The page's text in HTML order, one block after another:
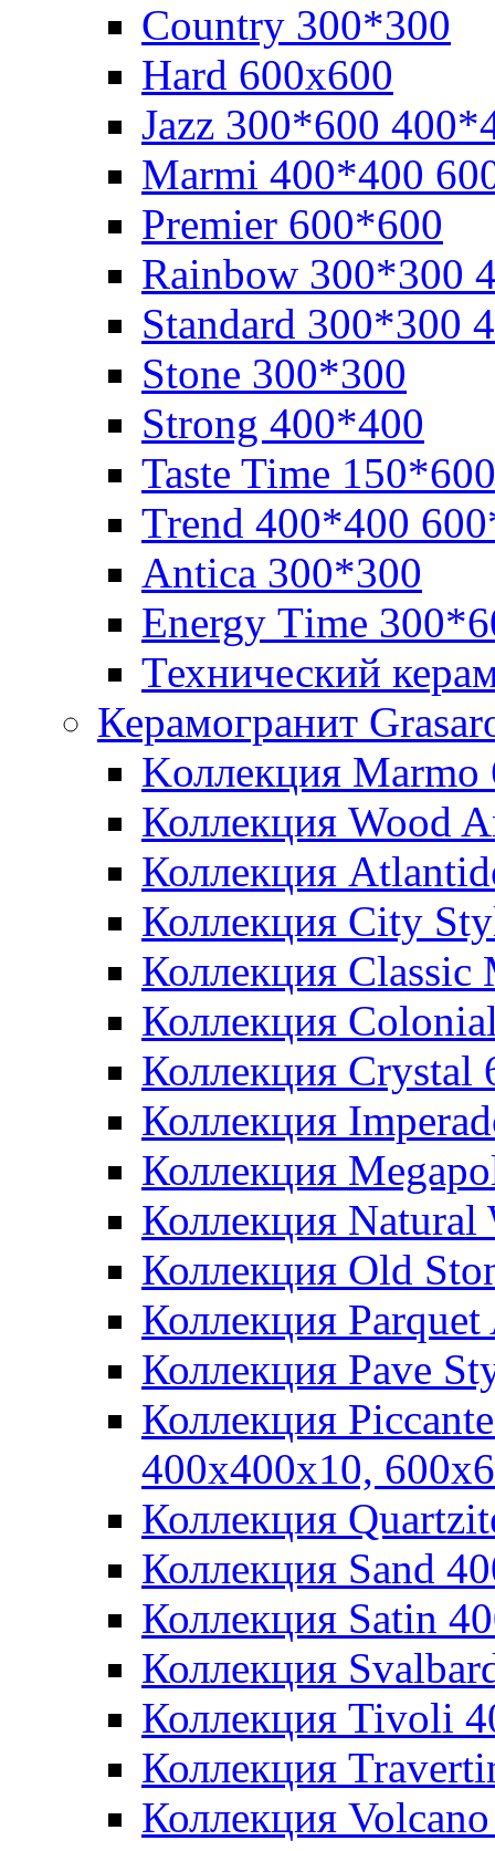
Cоuntry 300*300
Hard 600x600
Jazz 300*600
Marmi 400*400
Premier 600*600
Rainbow 300*300
Standard 300*300
Stone 300*300
Strong 400*400
Taste Time
Trend 400*400
Аntica 300*300
Еnergy Тime
Технический
Керамогранит
Kоллекция
Коллекция Wood
Коллекция
Коллекция City
Коллекция
Коллекция
Коллекция Crystal
Коллекция
Коллекция
Коллекция
Коллекция Old
Коллекция
Коллекция Pave
Коллекция
400x400x10,
Коллекция
Коллекция Sand
Коллекция Satin
Коллекция
Коллекция Tivoli
Коллекция
Коллекция